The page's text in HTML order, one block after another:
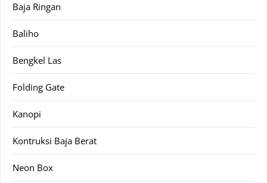
Baja Ringan
Baliho
Bengkel Las
Folding Gate
Kanopi
Kontruksi Baja Berat
Neon Box